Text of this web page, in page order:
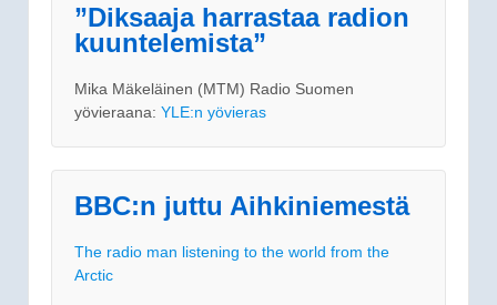
”Diksaaja harrastaa radion
kuuntelemista”
Mika Mäkeläinen (MTM) Radio Suomen
yövieraana: YLE:n yövieras
BBC:n juttu Aihkiniemestä
The radio man listening to the world from the
Arctic